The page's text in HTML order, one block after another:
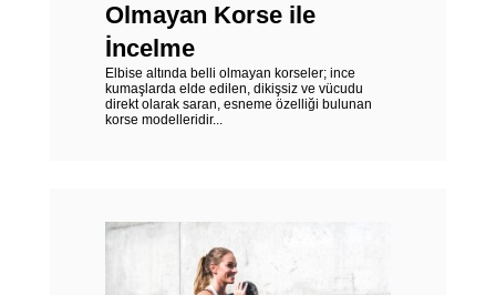
Olmayan Korse ile
İncelme
Elbise altında belli olmayan korseler; ince
kumaşlarda elde edilen, dikişsiz ve vücudu
direkt olarak saran, esneme özelliği bulunan
korse modelleridir...